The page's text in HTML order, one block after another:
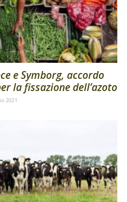
e Symborg, accordo
la fissazione dell’azoto
2021